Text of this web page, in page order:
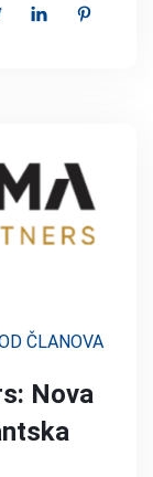
ČLANOVA
Nova